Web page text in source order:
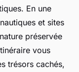
En une
et sites
préservée
vous
trésors cachés,